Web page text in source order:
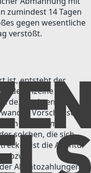
zumindest 14 Tagen
gegen wesentliche
verstößt.
ist, entsteht der
jede einzelne
Die Agentur ist
Vorschüsse zu
mit einem
solchen, die sich
ist die Agentur
bzw.
Akontozahlungen